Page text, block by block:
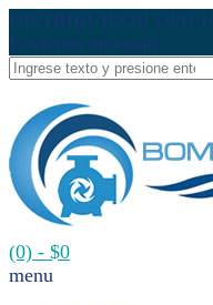
DISTRIBUIDOR
Envíenos un email
(0) - $0
menu